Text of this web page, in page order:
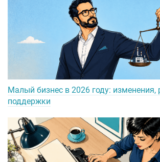
Малый бизнес в 2026 году: изменения,
поддержки